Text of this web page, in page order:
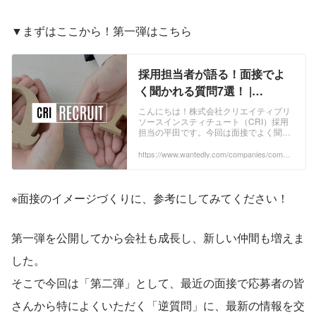
▼まずはここから！第一弾はこちら
採用担当者が語る！面接でよ
く聞かれる質問7選！ |
RECRUIT
こんにちは！株式会社クリエイティブリ
ソースインスティチュート（CRI）採用
担当の平田です。今回は面接でよく聞か
討されている皆様の参考になれば幸いで
https://www.wantedly.com/companies/compa
※面接のイメージづくりに、参考にしてみてください！
第一弾を公開してから会社も成長し、新しい仲間も増えま
した。
そこで今回は「第二弾」として、最近の面接で応募者の皆
さんから特によくいただく「逆質問」に、最新の情報を交